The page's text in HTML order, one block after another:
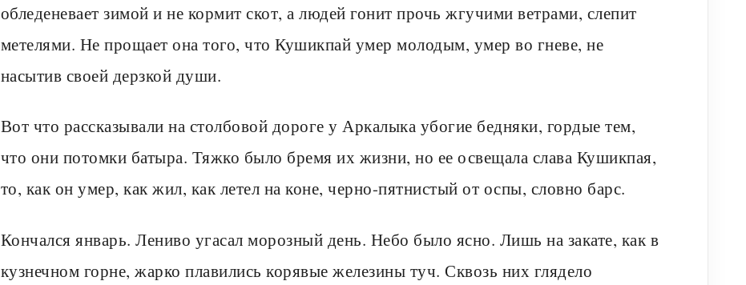
обледеневает зимой и не кормит скот, а людей гонит прочь жгучими ветрами, слепит
метелями. Не прощает она того, что Кушикпай умер молодым, умер во гневе, не
насытив своей дерзкой души.
Вот что рассказывали на столбовой дороге у Аркалыка убогие бедняки, гордые тем,
что они потомки батыра. Тяжко было бремя их жизни, но ее освещала слава Кушикпая,
то, как он умер, как жил, как летел на коне, черно-пятнистый от оспы, словно барс.
Кончался январь. Лениво угасал морозный день. Небо было ясно. Лишь на закате, как в
кузнечном горне, жарко плавились корявые железины туч. Сквозь них глядело